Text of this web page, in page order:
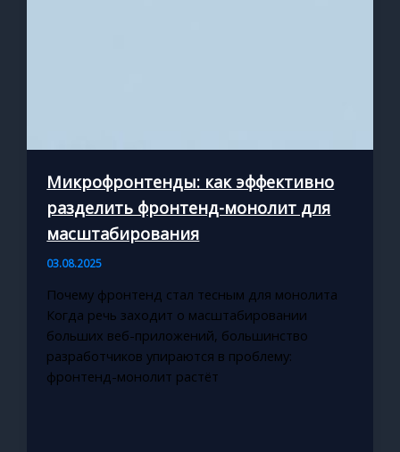
Микрофронтенды: как эффективно
разделить фронтенд-монолит для
масштабирования
03.08.2025
Почему фронтенд стал тесным для монолита
Когда речь заходит о масштабировании
больших веб-приложений, большинство
разработчиков упираются в проблему:
фронтенд-монолит растёт